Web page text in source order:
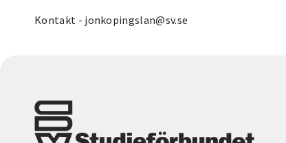
Kontakt - jonkopingslan@sv.se